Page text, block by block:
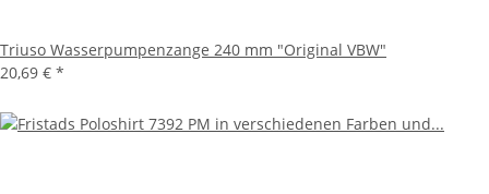
Triuso Wasserpumpenzange 240 mm "Original VBW"
20,69 € *